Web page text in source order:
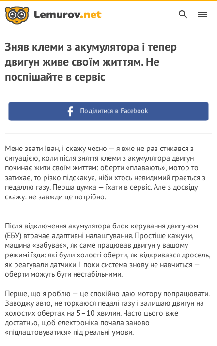
Зняв клеми з акумулятора і тепер
двигун живе своїм життям. Не
поспішайте в сервіс
Поділитися в Facebook
Мене звати Іван, і скажу чесно — я вже не раз стикався з
ситуацією, коли після зняття клеми з акумулятора двигун
починає жити своїм життям: оберти «плавають», мотор то
затихає, то різко підскакує, ніби хтось невидимий грається з
педаллю газу. Перша думка — їхати в сервіс. Але з досвіду
скажу: не завжди це потрібно.
Після відключення акумулятора блок керування двигуном
(ЕБУ) втрачає адаптивні налаштування. Простіше кажучи,
машина «забуває», як саме працював двигун у вашому
режимі їзди: які були холості оберти, як відкривався дросель,
як реагували датчики. І поки система знову не навчиться —
оберти можуть бути нестабільними.
Перше, що я роблю — це спокійно даю мотору попрацювати.
Заводжу авто, не торкаюся педалі газу і залишаю двигун на
холостих обертах на 5–10 хвилин. Часто цього вже
достатньо, щоб електроніка почала заново
«підлаштовуватися» під реальні умови.